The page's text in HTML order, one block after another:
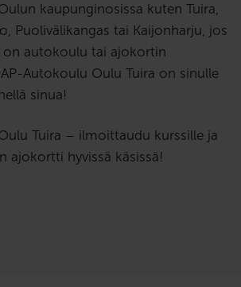
kaupunginosissa kuten Tuira,
Puolivälikangas tai Kaijonharju, jos
on autokoulu tai ajokortin
Autokoulu Oulu Tuira on sinulle
sinua!
Tuira – ilmoittaudu kurssille ja
ajokortti hyvissä käsissä!